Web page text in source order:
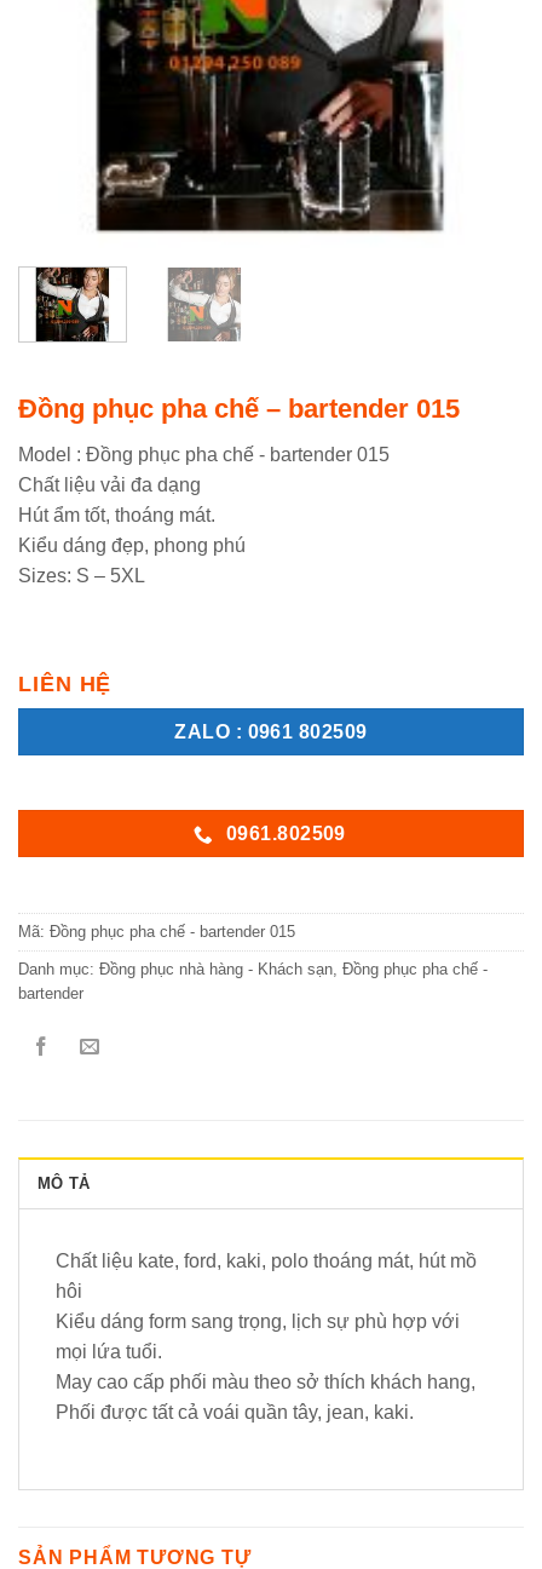
Đồng phục pha chế – bartender 015
Model : Đồng phục pha chế - bartender 015
Chất liệu vải đa dạng
Hút ẩm tốt, thoáng mát.
Kiểu dáng đẹp, phong phú
Sizes: S – 5XL
LIÊN HỆ
ZALO : 0961 802509
0961.802509
Mã: Đồng phục pha chế - bartender 015
Danh mục: Đồng phục nhà hàng - Khách sạn, Đồng phục pha chế -
bartender
MÔ TẢ
Chất liệu kate, ford, kaki, polo thoáng mát, hút mồ
hôi
Kiểu dáng form sang trọng, lịch sự phù hợp với
mọi lứa tuổi.
May cao cấp phối màu theo sở thích khách hang,
Phối được tất cả voái quần tây, jean, kaki.
SẢN PHẨM TƯƠNG TỰ